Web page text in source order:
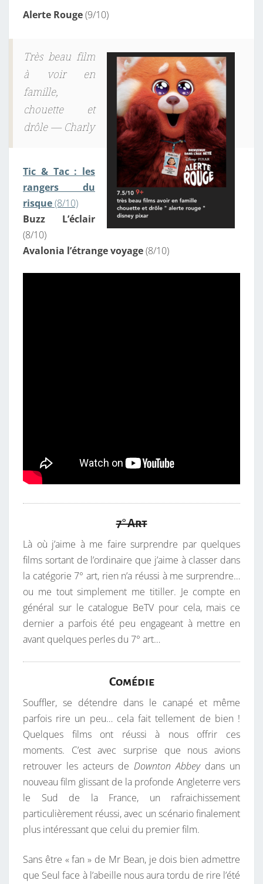
Alerte Rouge(9/10)
Très beau film
à voir en
famille,
chouette et
drôle — Charly
Tic & Tac : les
rangers du
risque(8/10)
Buzz L’éclair
(8/10)
Avalonia l’étrange voyage(8/10)
7° Art
Là où j’aime à me faire surprendre par quelques
films sortant de l’ordinaire que j’aime à classer dans
la catégorie 7° art, rien n’a réussi à me surprendre…
ou me tout simplement me titiller. Je compte en
général sur le catalogue BeTV pour cela, mais ce
dernier a parfois été peu engageant à mettre en
avant quelques perles du 7° art…
Comédie
Souffler, se détendre dans le canapé et même
parfois rire un peu… cela fait tellement de bien !
Quelques films ont réussi à nous offrir ces
moments. C’est avec surprise que nous avions
retrouver les acteurs de Downton Abbeydans un
nouveau film glissant de la profonde Angleterre vers
le Sud de la France, un rafraichissement
particulièrement réussi, avec un scénario finalement
plus intéressant que celui du premier film.
Sans être « fan » de Mr Bean, je dois bien admettre
que Seul face à l’abeille nous aura tordu de rire l’été